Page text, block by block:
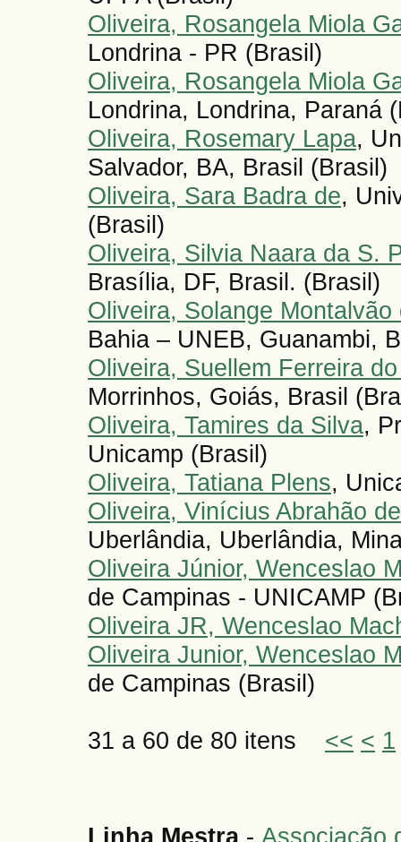
Oliveira, Rosangela Miola
Londrina - PR (Brasil)
Oliveira, Rosangela Miola
Londrina, Londrina, Paraná
Oliveira, Rosemary Lapa,
Salvador, BA, Brasil (Brasil)
Oliveira, Sara Badra de,
(Brasil)
Oliveira, Silvia Naara da S.
Brasília, DF, Brasil. (Brasil)
Oliveira, Solange Montalvão
Bahia – UNEB, Guanambi,
Oliveira, Suellem Ferreira
Morrinhos, Goiás, Brasil
Oliveira, Tamires da Silva,
Unicamp (Brasil)
Oliveira, Tatiana Plens,
Oliveira, Vinícius Abrahão de
Uberlândia, Uberlândia,
Oliveira Júnior, Wenceslao
de Campinas - UNICAMP
Oliveira JR, Wenceslao
Oliveira Junior, Wenceslao
de Campinas (Brasil)
31 a 60 de 80 itens << < 1